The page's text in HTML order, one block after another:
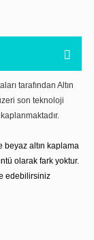
tarafından Altın
son teknoloji
beyaz altın kaplama
olarak fark yoktur.
edebilirsiniz